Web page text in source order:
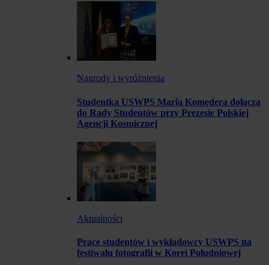
Nagrody i wyróżnienia
Studentka USWPS Maria Komędera dołącza
do Rady Studentów przy Prezesie Polskiej
Agencji Kosmicznej
Aktualności
Prace studentów i wykładowcy USWPS na
festiwalu fotografii w Korei Południowej